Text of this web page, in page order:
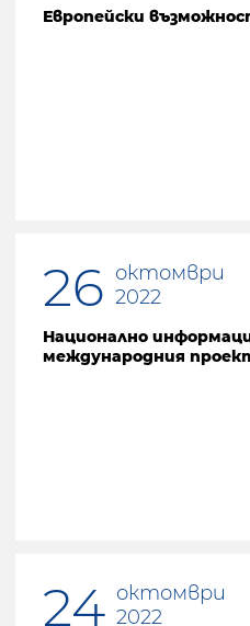
Европейски
26 октомври
2022
Национално
международния проект
24 октомври
2022